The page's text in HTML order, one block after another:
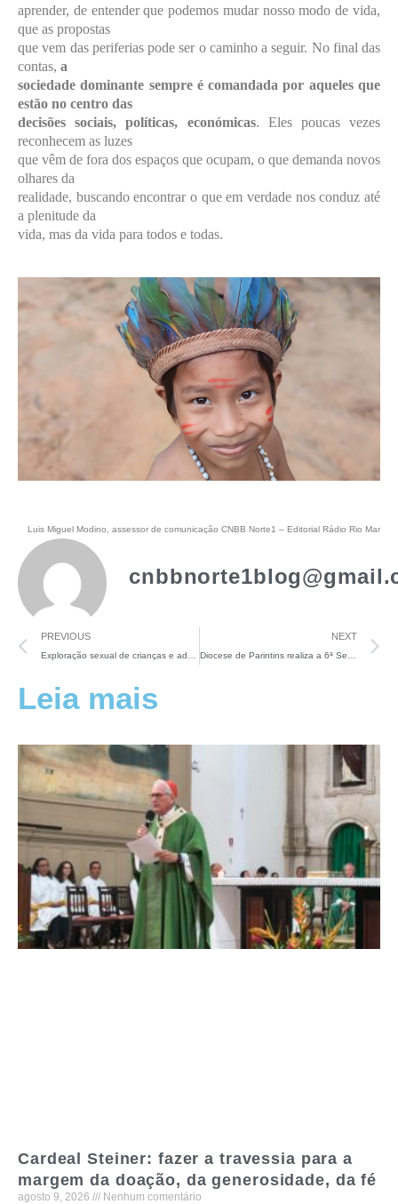
Leia mais
Cardeal Steiner: fazer a travessia para a
margem da doação, da generosidade, da fé
agosto 9, 2026 Nenhum comentário
aprender, de entender que podemos mudar nosso modo de vida,
que as propostas
que vem das periferias pode ser o caminho a seguir. No final das
contas, a
sociedade dominante sempre é comandada por aqueles que
estão no centro das
decisões sociais, políticas, económicas. Eles poucas vezes
reconhecem as luzes
que vêm de fora dos espaços que ocupam, o que demanda novos
olhares da
realidade, buscando encontrar o que em verdade nos conduz até
a plenitude da
vida, mas da vida para todos e todas.
Luis Miguel Modino, assessor de comunicação CNBB Norte1 – Editorial Rádio Rio Mar
PREVIOUS NEXT